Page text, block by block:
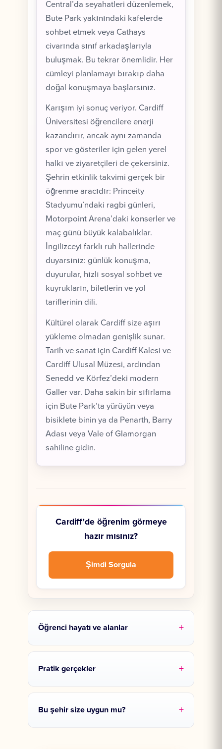
Central’da seyahatleri düzenlemek,
Bute Park yakınındaki kafelerde
sohbet etmek veya Cathays
civarında sınıf arkadaşlarıyla
buluşmak. Bu tekrar önemlidir. Her
cümleyi planlamayı bırakıp daha
doğal konuşmaya başlarsınız.
Karışım iyi sonuç veriyor. Cardiff
Üniversitesi öğrencilere enerji
kazandırır, ancak aynı zamanda
spor ve gösteriler için gelen yerel
halkı ve ziyaretçileri de çekersiniz.
Şehrin etkinlik takvimi gerçek bir
öğrenme aracıdır: Princeity
Stadyumu’ndaki ragbi günleri,
Motorpoint Arena’daki konserler ve
maç günü büyük kalabalıklar.
İngilizceyi farklı ruh hallerinde
duyarsınız: günlük konuşma,
duyurular, hızlı sosyal sohbet ve
kuyrukların, biletlerin ve yol
tariflerinin dili.
Kültürel olarak Cardiff size aşırı
yükleme olmadan genişlik sunar.
Tarih ve sanat için Cardiff Kalesi ve
Cardiff Ulusal Müzesi, ardından
Senedd ve Körfez’deki modern
Galler var. Daha sakin bir sıfırlama
için Bute Park’ta yürüyün veya
bisiklete binin ya da Penarth, Barry
Adası veya Vale of Glamorgan
sahiline gidin.
Cardiff'de öğrenim görmeye
hazır mısınız?
Şimdi Sorgula
Öğrenci hayatı ve alanlar
Pratik gerçekler
Bu şehir size uygun mu?